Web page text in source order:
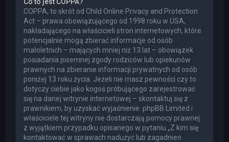
COPPA, to skrót od Child Online Privacy and Protection
Act – prawa obowiązującego od 1998 roku w USA,
nakładającego na właścicieli stron internetowych, które
potencjalnie mogą zbierać informacje od osób
małoletnich – mających mniej niż 13 lat – obowiązek
posiadania pisemnej zgody rodziców lub opiekunów
prawnych na zbieranie informacji prywatnych od osób
poniżej 13 roku życia. Jeżeli nie masz pewności czy to
dotyczy ciebie jako kogoś próbującego zarejestrować
się na danej witrynie internetowej – skontaktuj się z
prawnikiem, by uzyskać wyjaśnienie. phpBB Limited i
właściciele tej witryny nie dostarczają pomocy prawnej
z wyjątkiem przypadku opisanego w pytaniu „Z kim się
kontaktować w sprawach nadużyć lub zagadnień